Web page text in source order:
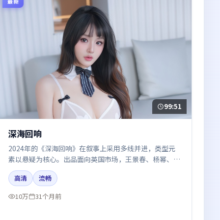
99:51
深海回响
2024年的《深海回响》在叙事上采用多线并进，类型元
素以悬疑为核心。出品面向英国市场，王景春、杨幂、周
迅所饰角色推动关键反转，结尾留白引发讨论。
高清
流畅
10万
31个月前